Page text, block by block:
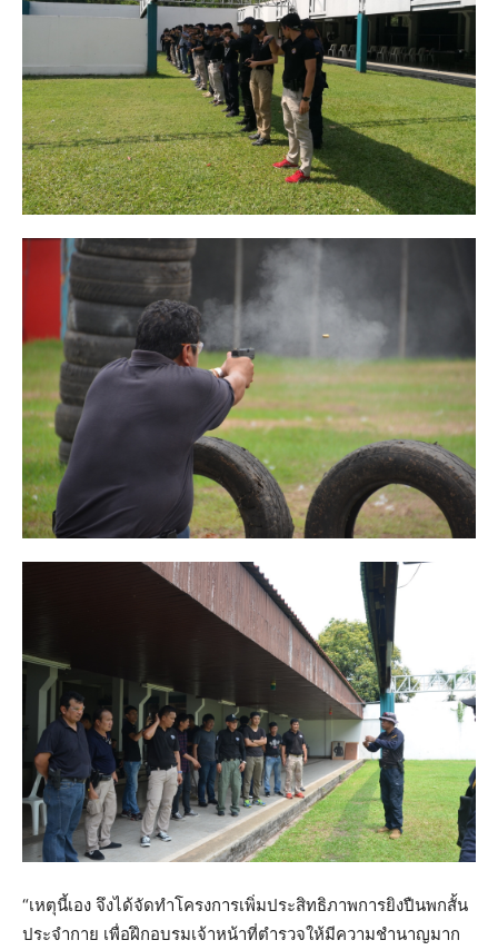
“เหตุนี้เอง จึงได้จัดทำโครงการเพิ่มประสิทธิภาพการยิงปืนพกสั้น
ประจำกาย เพื่อฝึกอบรมเจ้าหน้าที่ตำรวจให้มีความชำนาญมาก